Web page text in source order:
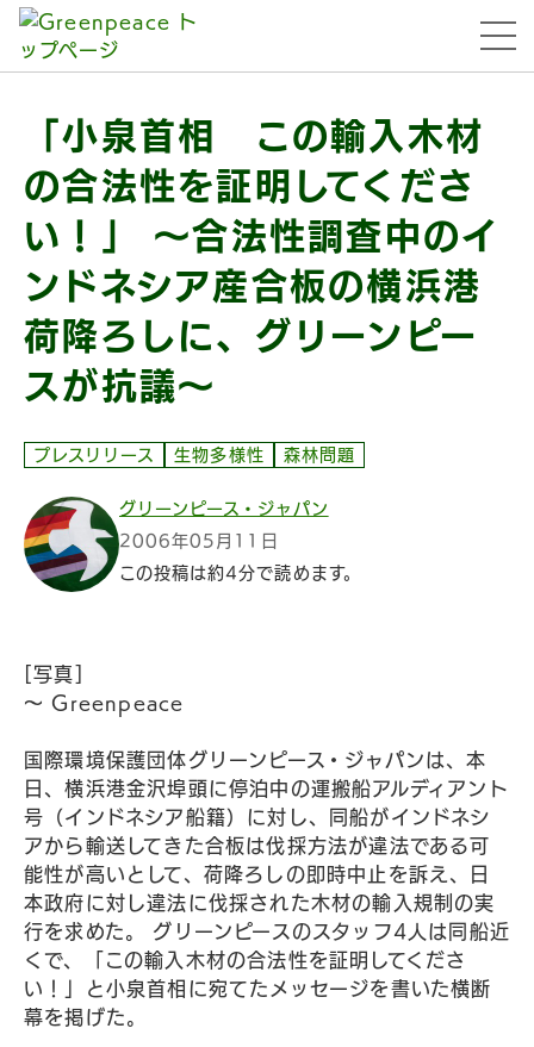
本文へ移動
menu
「小泉首相 この輸入木材
の合法性を証明してくださ
い！」 ～合法性調査中のイ
ンドネシア産合板の横浜港
荷降ろしに、グリーンピー
スが抗議～
プレスリリース 生物多様性 森林問題
グリーンピース・ジャパン
2006年05月11日
この投稿は約4分で読めます。
[写真]
〜 Greenpeace
国際環境保護団体グリーンピース・ジャパンは、本
日、横浜港金沢埠頭に停泊中の運搬船アルディアント
号（インドネシア船籍）に対し、同船がインドネシ
アから輸送してきた合板は伐採方法が違法である可
能性が高いとして、荷降ろしの即時中止を訴え、日
本政府に対し違法に伐採された木材の輸入規制の実
行を求めた。 グリーンピースのスタッフ4人は同船近
くで、「この輸入木材の合法性を証明してくださ
い！」と小泉首相に宛てたメッセージを書いた横断
幕を掲げた。